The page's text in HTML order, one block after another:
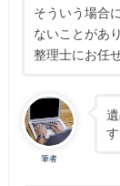
そういう場合
ないことがあ
整理士にお任
筆者